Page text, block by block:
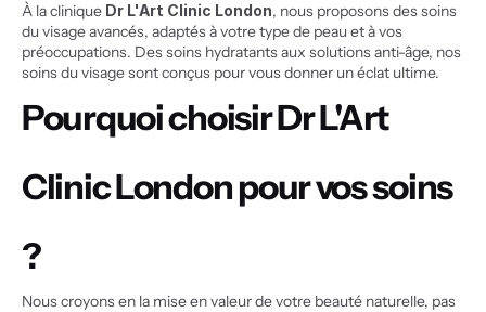
À la clinique Dr L'Art Clinic London, nous proposons des soins
du visage avancés, adaptés à votre type de peau et à vos
préoccupations. Des soins hydratants aux solutions anti-âge, nos
soins du visage sont conçus pour vous donner un éclat ultime.
Pourquoi choisir Dr L'Art
Clinic London pour vos soins
?
Nous croyons en la mise en valeur de votre beauté naturelle, pas